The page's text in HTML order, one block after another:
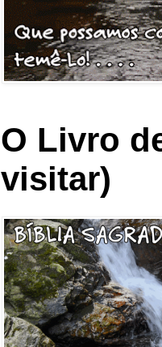
O Livro
visitar)